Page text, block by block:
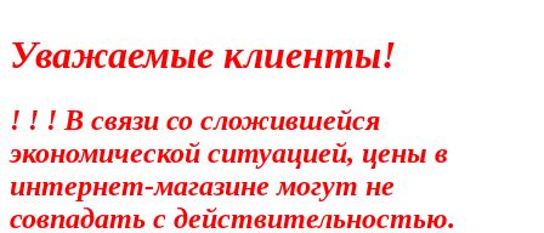
Уважаемые клиенты!
! ! ! В связи со сложившейся
экономической ситуацией, цены в
интернет-магазине могут не
совпадать с действительностью.